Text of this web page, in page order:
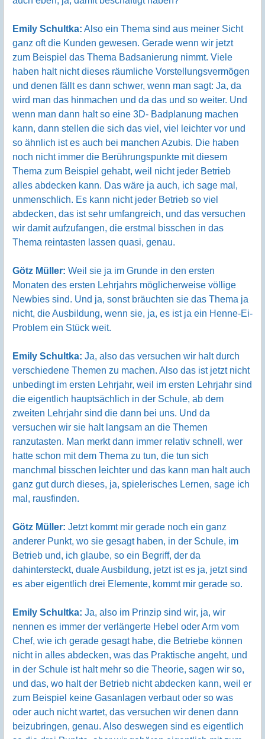
Emily Schultka: Also ein Thema sind aus meiner Sicht
ganz oft die Kunden gewesen. Gerade wenn wir jetzt
zum Beispiel das Thema Badsanierung nimmt. Viele
haben halt nicht dieses räumliche Vorstellungsvermögen
und denen fällt es dann schwer, wenn man sagt: Ja, da
wird man das hinmachen und da das und so weiter. Und
wenn man dann halt so eine 3D- Badplanung machen
kann, dann stellen die sich das viel, viel leichter vor und
so ähnlich ist es auch bei manchen Azubis. Die haben
noch nicht immer die Berührungspunkte mit diesem
Thema zum Beispiel gehabt, weil nicht jeder Betrieb
alles abdecken kann. Das wäre ja auch, ich sage mal,
unmenschlich. Es kann nicht jeder Betrieb so viel
abdecken, das ist sehr umfangreich, und das versuchen
wir damit aufzufangen, die erstmal bisschen in das
Thema reintasten lassen quasi, genau.
Götz Müller: Weil sie ja im Grunde in den ersten
Monaten des ersten Lehrjahrs möglicherweise völlige
Newbies sind. Und ja, sonst bräuchten sie das Thema ja
nicht, die Ausbildung, wenn sie, ja, es ist ja ein Henne-Ei-
Problem ein Stück weit.
Emily Schultka: Ja, also das versuchen wir halt durch
verschiedene Themen zu machen. Also das ist jetzt nicht
unbedingt im ersten Lehrjahr, weil im ersten Lehrjahr sind
die eigentlich hauptsächlich in der Schule, ab dem
zweiten Lehrjahr sind die dann bei uns. Und da
versuchen wir sie halt langsam an die Themen
ranzutasten. Man merkt dann immer relativ schnell, wer
hatte schon mit dem Thema zu tun, die tun sich
manchmal bisschen leichter und das kann man halt auch
ganz gut durch dieses, ja, spielerisches Lernen, sage ich
mal, rausfinden.
Götz Müller: Jetzt kommt mir gerade noch ein ganz
anderer Punkt, wo sie gesagt haben, in der Schule, im
Betrieb und, ich glaube, so ein Begriff, der da
dahintersteckt, duale Ausbildung, jetzt ist es ja, jetzt sind
es aber eigentlich drei Elemente, kommt mir gerade so.
Emily Schultka: Ja, also im Prinzip sind wir, ja, wir
nennen es immer der verlängerte Hebel oder Arm vom
Chef, wie ich gerade gesagt habe, die Betriebe können
nicht in alles abdecken, was das Praktische angeht, und
in der Schule ist halt mehr so die Theorie, sagen wir so,
und das, wo halt der Betrieb nicht abdecken kann, weil er
zum Beispiel keine Gasanlagen verbaut oder so was
oder auch nicht wartet, das versuchen wir denen dann
beizubringen, genau. Also deswegen sind es eigentlich